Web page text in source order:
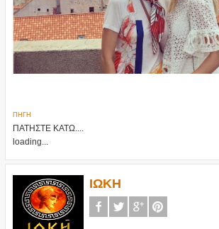
ΠΗΓΗ
ΠΑΤΗΣΤΕ ΚΑΤΩ....
loading...
ΙΩΚΗ